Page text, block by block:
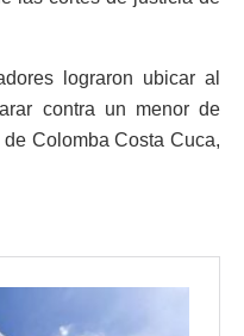
lograron ubicar al
contra un menor de
Colomba Costa Cuca,